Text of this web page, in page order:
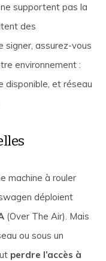
supportent pas la
des
signer, assurez-vous
environnement :
disponible, et réseau
machine à rouler
déploient
(Over The Air). Mais
ou sous un
perdre l’accès à